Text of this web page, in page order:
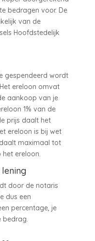
bedragen voor. De
van de
Hoofdstedelijk
gespendeerd wordt
ereloon omvat
aankoop van je
1% van de
prijs daalt het
ereloon is bij wet
maximaal tot
het ereloon.
door de notaris
dus een
percentage, je
bedrag.